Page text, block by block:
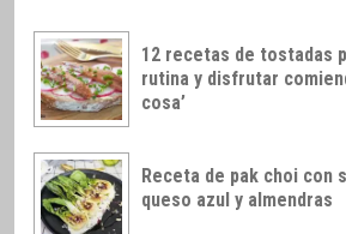
12 recetas de tostadas
rutina y disfrutar
cosa’
Receta de pak choi con
queso azul y almendras